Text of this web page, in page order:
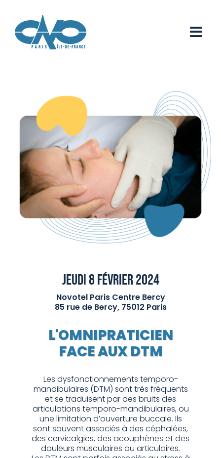
JEUDI 8 FÉVRIER 2024
Novotel Paris Centre Bercy
85 rue de Bercy, 75012 Paris
L'OMNIPRATICIEN
FACE AUX DTM
Les dysfonctionnements temporo-
mandibulaires (DTM) sont très fréquents
et se traduisent par des bruits des
articulations temporo-mandibulaires, ou
une limitation d’ouverture buccale. Ils
sont souvent associés à des céphalées,
des cervicalgies, des acouphènes et des
douleurs musculaires ou articulaires.